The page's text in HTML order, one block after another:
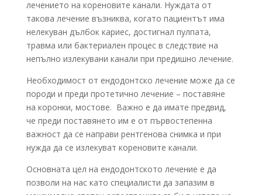
лечението на кореновите канали. Нуждата от
такова лечение възниква, когато пациентът има
нелекуван дълбок кариес, достигнал пулпата,
травма или бактериален процес в следствие на
непълно излекувани канали при предишно лечение.
Необходимост от ендодонтско лечение може да се
породи и преди протетично лечение – поставяне
на коронки, мостове. Важно е да имате предвид,
че преди поставянето им е от първостепенна
важност да се направи рентгенова снимка и при
нужда да се излекуват кореновите канали.
Основната цел на ендодонтското лечение е да
позволи на нас като специалисти да запазим в